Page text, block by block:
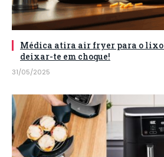
Médica atira air fryer para o lixo
deixar-te em choque!
31/05/2025